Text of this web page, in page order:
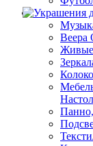
Веера
Живые